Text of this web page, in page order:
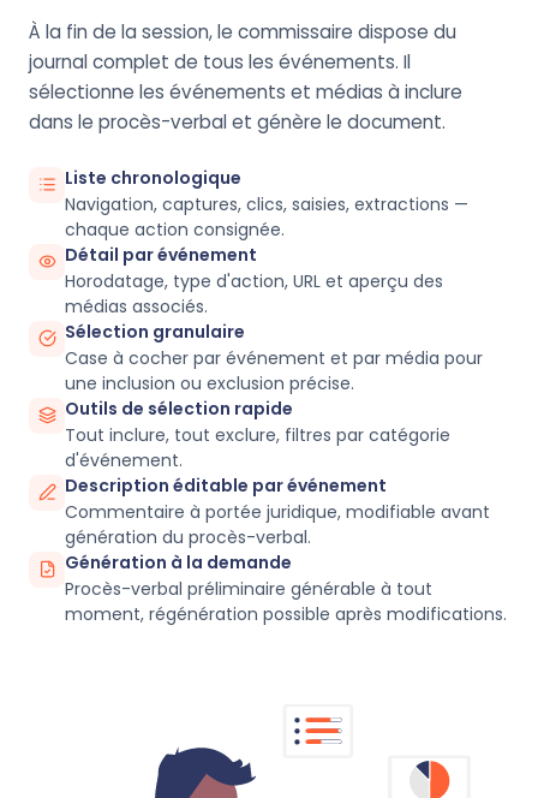
À la fin de la session, le commissaire dispose du
journal complet de tous les événements. Il
sélectionne les événements et médias à inclure
dans le procès-verbal et génère le document.
Liste chronologique
Navigation, captures, clics, saisies, extractions —
chaque action consignée.
Détail par événement
Horodatage, type d'action, URL et aperçu des
médias associés.
Sélection granulaire
Case à cocher par événement et par média pour
une inclusion ou exclusion précise.
Outils de sélection rapide
Tout inclure, tout exclure, filtres par catégorie
d'événement.
Description éditable par événement
Commentaire à portée juridique, modifiable avant
génération du procès-verbal.
Génération à la demande
Procès-verbal préliminaire générable à tout
moment, régénération possible après modifications.